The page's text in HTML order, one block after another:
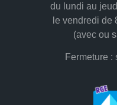
du lundi au
le vendredi de
(avec ou
Fermeture :